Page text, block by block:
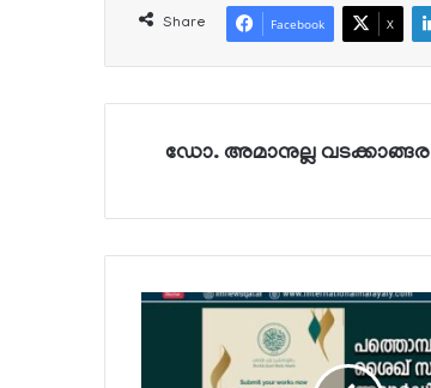
Share Facebook X
ഡോ. അമാനുല്ല വടക്കാങ്ങര